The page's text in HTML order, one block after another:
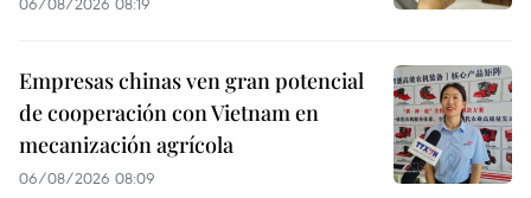
Empresas chinas ven gran potencial
de cooperación con Vietnam en
mecanización agrícola
06/08/2026 08:09